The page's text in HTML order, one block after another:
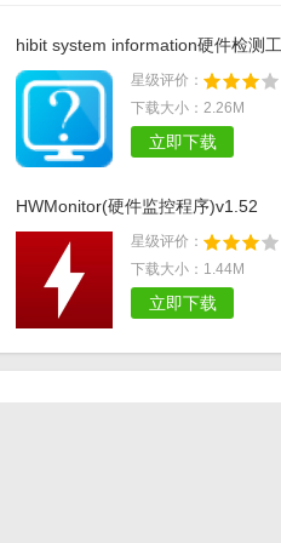
hibit system information硬件检测
v2.0.15
星级评价：
下载大小：2.26M
立即下载
HWMonitor(硬件监控程序)v1.52
星级评价：
下载大小：1.44M
立即下载